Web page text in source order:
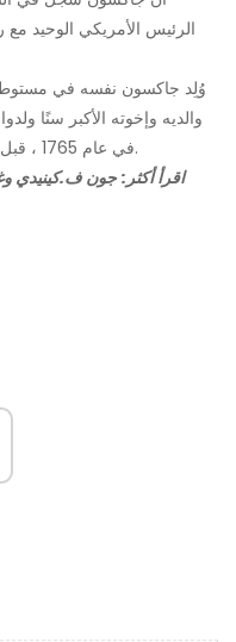
الرئيس الأمريكي الوحيد
وُلِد جاكسون نفسه في
والديه وإخوته الأكبر سنًا
في عام 1765 ، قبل عامين فقط من ولادة الرئيس المستقبلي.
اقرأ أكثر: جون ف.كينيدي